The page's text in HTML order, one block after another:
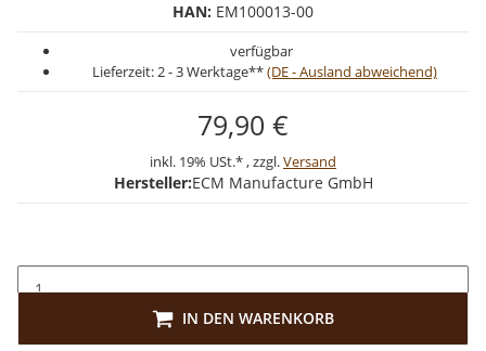
HAN: EM100013-00
verfügbar
Lieferzeit:2 - 3 Werktage**(DE - Ausland abweichend)
79,90 €
inkl. 19% USt.* , zzgl.Versand
Hersteller:ECM Manufacture GmbH
IN DEN WARENKORB